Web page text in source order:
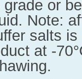
or
Note:
salts
at -